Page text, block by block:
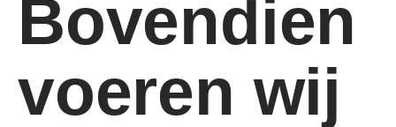
Bovendien
voeren wij